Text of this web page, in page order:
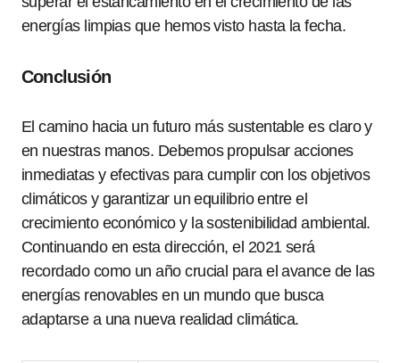
energías limpias que hemos visto hasta la fecha.
Conclusión
El camino hacia un futuro más sustentable es claro y
en nuestras manos. Debemos propulsar acciones
inmediatas y efectivas para cumplir con los objetivos
climáticos y garantizar un equilibrio entre el
crecimiento económico y la sostenibilidad ambiental.
Continuando en esta dirección, el 2021 será
recordado como un año crucial para el avance de las
energías renovables en un mundo que busca
adaptarse a una nueva realidad climática.